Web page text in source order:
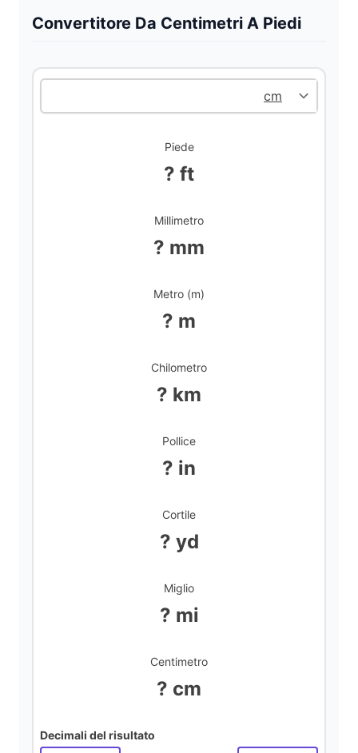
y
V
i
d
e
Convertitore Da Centimetri A Piedi
Piede
? ft
Millimetro
? mm
Metro (m)
? m
Chilometro
? km
Pollice
? in
Cortile
? yd
Miglio
? mi
Centimetro
? cm
Decimali del risultato